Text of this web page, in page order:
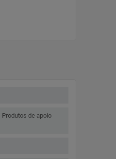
de apoio